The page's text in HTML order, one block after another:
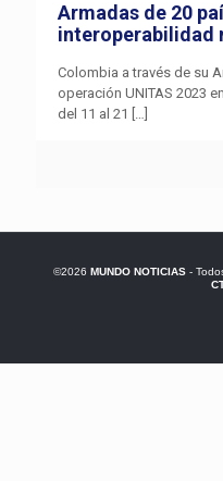
Armadas de 20
interoperabilidad
Colombia a través de su
operación UNITAS 2023
del 11 al 21 […]
©2026 MUNDO NOTICIAS-